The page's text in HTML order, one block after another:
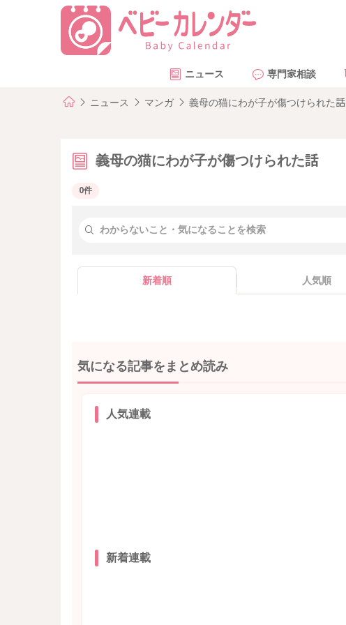
ニュース 専門家相談
ニュース マンガ 義母の猫にわが子が傷つけられた話
義母の猫にわが子が傷つけられた話
0件
新着順 人気順
気になる記事をまとめ読み
人気連載
新着連載